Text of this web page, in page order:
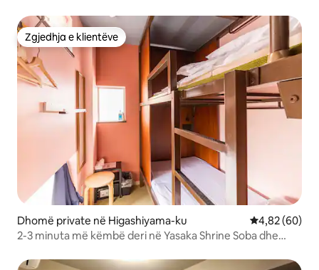
tualeti janë të ndara në të gjitha dhomat
Zgjedhja e klientëve
Zgjedhja e klientëve
Dhomë private në Higashiyama-ku Vlerësimi
4,82 (60)
2-3 minuta më këmbë deri në Yasaka Shrine Soba dhe
krevat marinari.Mund të përdoret nga një person!